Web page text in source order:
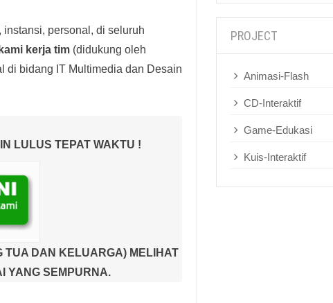
personal, di seluruh
kerja tim (didukung oleh
di bidang IT Multimedia dan Desain
LULUS TEPAT WAKTU !
TUA DAN KELUARGA) MELIHAT
YANG SEMPURNA.
PROJECT
Animasi-Flash
CD-Interaktif
Game-Edukasi
Kuis-Interaktif